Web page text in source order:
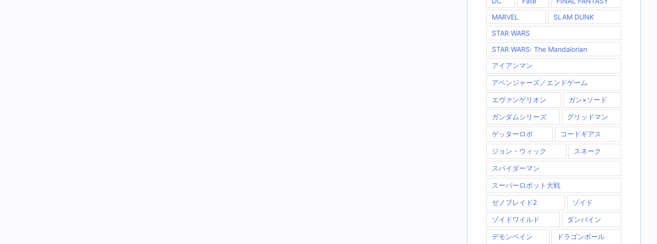
MARVEL
SLAM DUNK
STAR WARS
STAR WARS: The Mandalorian
アイアンマン
アベンジャーズ／エンドゲーム
エヴァンゲリオン ガン×ソード
ガンダムシリーズ グリッドマン
ゲッターロボ コードギアス
ジョン・ウィック スネーク
スパイダーマン
スーパーロボット大戦
ゼノブレイド2 ゾイド
ゾイドワイルド ダンバイン
デモンベイン ドラゴンボール